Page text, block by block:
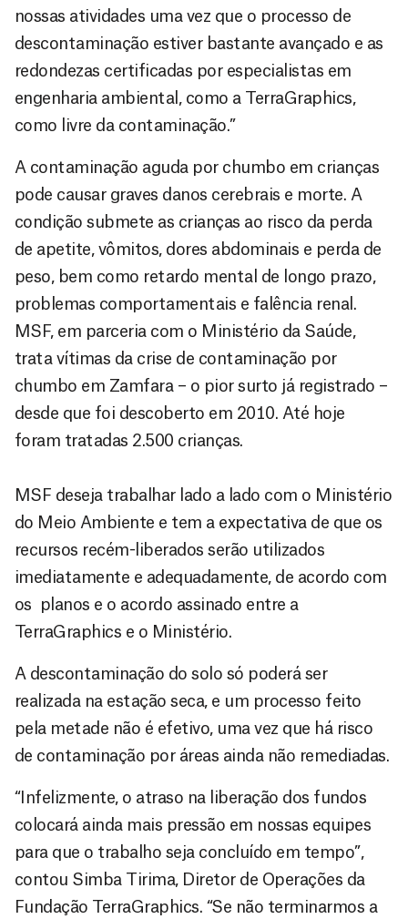
nossas atividades uma vez que o processo de
descontaminação estiver bastante avançado e as
redondezas certificadas por especialistas em
engenharia ambiental, como a TerraGraphics,
como livre da contaminação.”
A contaminação aguda por chumbo em crianças
pode causar graves danos cerebrais e morte. A
condição submete as crianças ao risco da perda
de apetite, vômitos, dores abdominais e perda de
peso, bem como retardo mental de longo prazo,
problemas comportamentais e falência renal.
MSF, em parceria com o Ministério da Saúde,
trata vítimas da crise de contaminação por
chumbo em Zamfara – o pior surto já registrado –
desde que foi descoberto em 2010. Até hoje
foram tratadas 2.500 crianças.
MSF deseja trabalhar lado a lado com o Ministério
do Meio Ambiente e tem a expectativa de que os
recursos recém-liberados serão utilizados
imediatamente e adequadamente, de acordo com
os planos e o acordo assinado entre a
TerraGraphics e o Ministério.
A descontaminação do solo só poderá ser
realizada na estação seca, e um processo feito
pela metade não é efetivo, uma vez que há risco
de contaminação por áreas ainda não remediadas.
“Infelizmente, o atraso na liberação dos fundos
colocará ainda mais pressão em nossas equipes
para que o trabalho seja concluído em tempo”,
contou Simba Tirima, Diretor de Operações da
Fundação TerraGraphics. “Se não terminarmos a